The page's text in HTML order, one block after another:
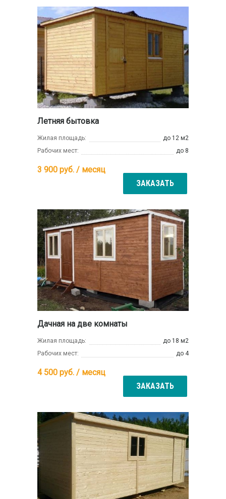
Летняя бытовка
Жилая площадь:
до 12 м2
Рабочих мест:
до 8
3 900 руб. / месяц
ЗАКАЗАТЬ
Дачная на две комнаты
Жилая площадь:
до 18 м2
Рабочих мест:
до 4
4 500 руб. / месяц
ЗАКАЗАТЬ